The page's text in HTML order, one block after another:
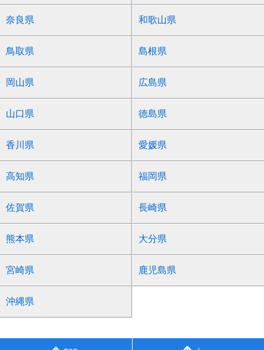
奈良県 和歌山県
鳥取県 島根県
岡山県 広島県
山口県 徳島県
香川県 愛媛県
高知県 福岡県
佐賀県 長崎県
熊本県 大分県
宮崎県 鹿児島県
沖縄県